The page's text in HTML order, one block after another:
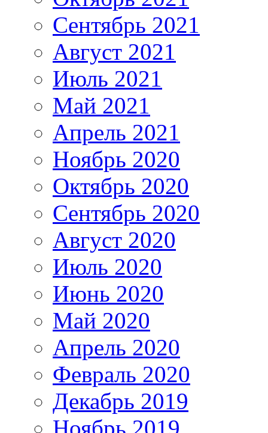
Сентябрь 2021
Август 2021
Июль 2021
Май 2021
Апрель 2021
Ноябрь 2020
Октябрь 2020
Сентябрь 2020
Август 2020
Июль 2020
Июнь 2020
Май 2020
Апрель 2020
Февраль 2020
Декабрь 2019
Ноябрь 2019